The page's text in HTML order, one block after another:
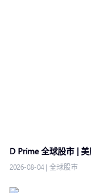
D Prime 全球股市 |
2026-08-04 | 全球股市